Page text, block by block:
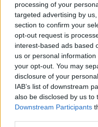
processing of your
targeted advertising by
section to confirm your
opt-out request is
interest-based ads based
us or personal
your opt-out. You may
disclosure of your
IAB’s list of downstream
also be disclosed by us to
Downstream Participants
miliony ludzi
głębokim nawróceniu w
Jest tam wizytator
mianował początkowo
obecnie tę posługę
Obserwują oni wszystko
co dzieje się w
Kościoła.